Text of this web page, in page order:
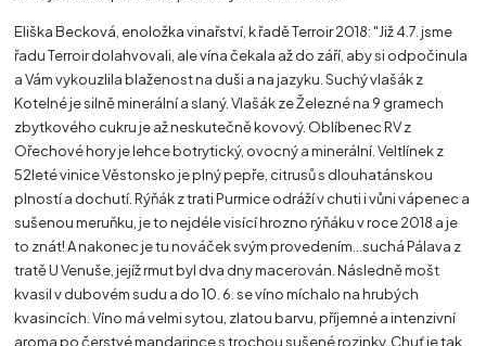
Eliška Becková, enoložka vinařství, k řadě Terroir 2018: "Již 4.7. jsme
řadu Terroir dolahvovali, ale vína čekala až do září, aby si odpočinula
a Vám vykouzlila blaženost na duši a na jazyku. Suchý vlašák z
Kotelné je silně minerální a slaný. Vlašák ze Železné na 9 gramech
zbytkového cukru je až neskutečně kovový. Oblíbenec RV z
Ořechové hory je lehce botrytický, ovocný a minerální. Veltlínek z
52leté vinice Věstonsko je plný pepře, citrusů s dlouhatánskou
plností a dochutí. Rýňák z trati Purmice odráží v chuti i vůni vápenec a
sušenou meruňku, je to nejdéle visící hrozno rýňáku v roce 2018 a je
to znát! A nakonec je tu nováček svým provedením...suchá Pálava z
tratě U Venuše, jejíž rmut byl dva dny macerován. Následně mošt
kvasil v dubovém sudu a do 10. 6. se víno míchalo na hrubých
kvasincích. Víno má velmi sytou, zlatou barvu, příjemné a intenzivní
aroma po čerstvé mandarince s trochou sušené rozinky. Chuť je tak